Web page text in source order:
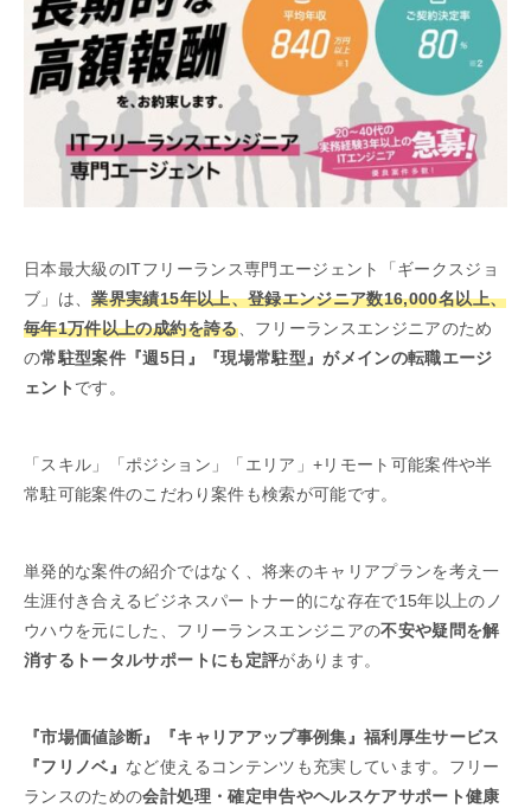
日本最大級のITフリーランス専門エージェント「ギークスジョ
ブ」は、業界実績15年以上、登録エンジニア数16,000名以上、
毎年1万件以上の成約を誇る、フリーランスエンジニアのため
の常駐型案件『週5日』『現場常駐型』がメインの転職エージ
ェント です。
「スキル」「ポジション」「エリア」+リモート可能案件や半
常駐可能案件のこだわり案件も検索が可能です。
単発的な案件の紹介ではなく、将来のキャリアプランを考え一
生涯付き合えるビジネスパートナー的にな存在で15年以上のノ
ウハウを元にした、フリーランスエンジニアの不安や疑問を解
消するトータルサポートにも定評があります。
『市場価値診断』『キャリアアップ事例集』福利厚生サービス
『フリノベ』 など使えるコンテンツも充実しています。フリー
ランスのための会計処理・確定申告やヘルスケアサポート健康